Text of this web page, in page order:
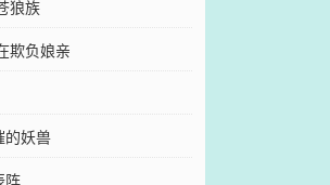
狼族
欺负娘亲
的妖兽
阵